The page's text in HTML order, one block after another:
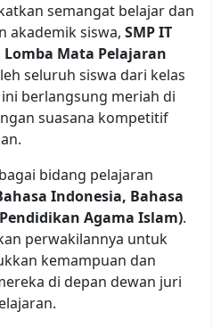
semangat belajar dan
akademik siswa, SMP IT
Lomba Mata Pelajaran
seluruh siswa dari kelas
berlangsung meriah di
suasana kompetitif
bidang pelajaran
Indonesia, Bahasa
Agama Islam).
perwakilannya untuk
kemampuan dan
di depan dewan juri